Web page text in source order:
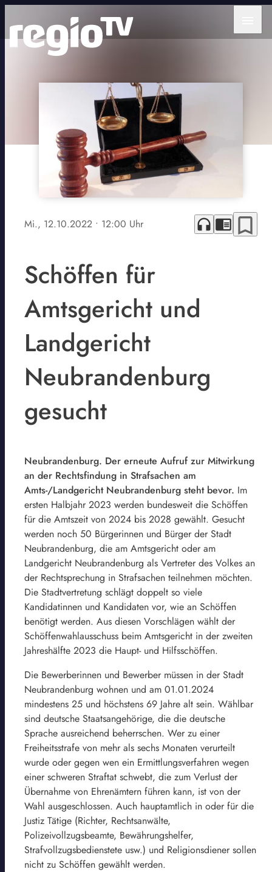
Mi., 12.10.2022 • 12:00 Uhr headphones chrome_reader_mode bookmark_border
Schöffen für
Amtsgericht und
Landgericht
Neubrandenburg
gesucht
Neubrandenburg. Der erneute Aufruf zur Mitwirkung
an der Rechtsfindung in Strafsachen am
Amts-/Landgericht Neubrandenburg steht bevor. Im
ersten Halbjahr 2023 werden bundesweit die Schöffen
für die Amtszeit von 2024 bis 2028 gewählt. Gesucht
werden noch 50 Bürgerinnen und Bürger der Stadt
Neubrandenburg, die am Amtsgericht oder am
Landgericht Neubrandenburg als Vertreter des Volkes an
der Rechtsprechung in Strafsachen teilnehmen möchten.
Die Stadtvertretung schlägt doppelt so viele
Kandidatinnen und Kandidaten vor, wie an Schöffen
benötigt werden. Aus diesen Vorschlägen wählt der
Schöffenwahlausschuss beim Amtsgericht in der zweiten
Jahreshälfte 2023 die Haupt- und Hilfsschöffen.
Die Bewerberinnen und Bewerber müssen in der Stadt
Neubrandenburg wohnen und am 01.01.2024
mindestens 25 und höchstens 69 Jahre alt sein. Wählbar
sind deutsche Staatsangehörige, die die deutsche
Sprache ausreichend beherrschen. Wer zu einer
Freiheitsstrafe von mehr als sechs Monaten verurteilt
wurde oder gegen wen ein Ermittlungsverfahren wegen
einer schweren Straftat schwebt, die zum Verlust der
Übernahme von Ehrenämtern führen kann, ist von der
Wahl ausgeschlossen. Auch hauptamtlich in oder für die
Justiz Tätige (Richter, Rechtsanwälte,
Polizeivollzugsbeamte, Bewährungshelfer,
Strafvollzugsbedienstete usw.) und Religionsdiener sollen
nicht zu Schöffen gewählt werden.